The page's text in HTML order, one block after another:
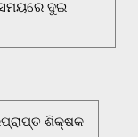
ସମୟରେ ଦୁଇ
ଶିକ୍ଷକ